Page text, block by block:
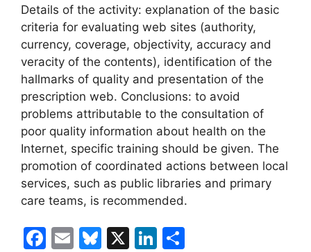
Details of the activity: explanation of the basic
criteria for evaluating web sites (authority,
currency, coverage, objectivity, accuracy and
veracity of the contents), identification of the
hallmarks of quality and presentation of the
prescription web. Conclusions: to avoid
problems attributable to the consultation of
poor quality information about health on the
Internet, specific training should be given. The
promotion of coordinated actions between local
services, such as public libraries and primary
care teams, is recommended.
F
E
Bl X
Li